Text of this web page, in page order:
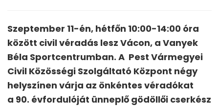
Szeptember 11-én, hétfőn 10:00-14:00 óra
között civil véradás lesz Vácon, a Vanyek
Béla Sportcentrumban. A Pest Vármegyei
Civil Közösségi Szolgáltató Központ négy
helyszínen várja az önkéntes véradókat
a 90. évfordulóját ünneplő gödöllői cserkész